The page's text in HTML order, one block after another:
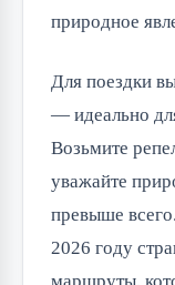
природное
Для поездки
— идеально
Возьмите
уважайте
превыше
2026 году